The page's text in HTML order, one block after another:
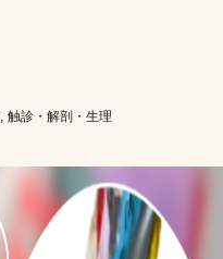
触診・解剖・生理